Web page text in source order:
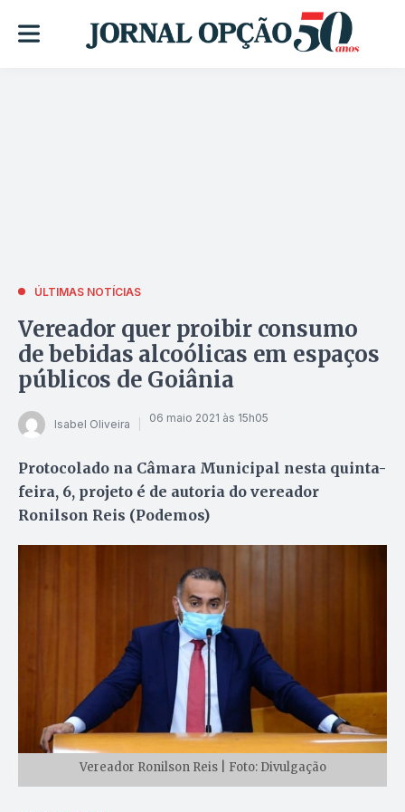
ÚLTIMAS NOTÍCIAS
Vereador quer proibir consumo
de bebidas alcoólicas em espaços
públicos de Goiânia
Isabel Oliveira 06 maio 2021 às 15h05
Protocolado na Câmara Municipal nesta quinta-
feira, 6, projeto é de autoria do vereador
Ronilson Reis (Podemos)
Vereador Ronilson Reis | Foto: Divulgação